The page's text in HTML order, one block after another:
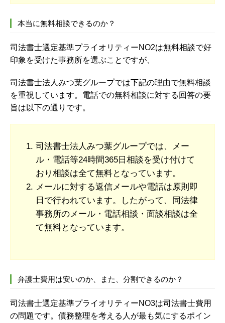
本当に無料相談できるのか？
司法書士選定基準プライオリティーNO2は無料相談で好
印象を受けた事務所を選ぶことですが、
司法書士法人みつ葉グループでは下記の理由で無料相談
を重視しています。電話での無料相談に対する回答の要
旨は以下の通りです。
司法書士法人みつ葉グループでは、メー
ル・電話等24時間365日相談を受け付けて
おり相談は全て無料となっています。
メールに対する返信メールや電話は原則即
日で行われています。したがって、同法律
事務所のメール・電話相談・面談相談は全
て無料となっています。
弁護士費用は安いのか、また、分割できるのか？
司法書士選定基準プライオリティーNO3は司法書士費用
の問題です。債務整理を考える人が最も気にするポイン